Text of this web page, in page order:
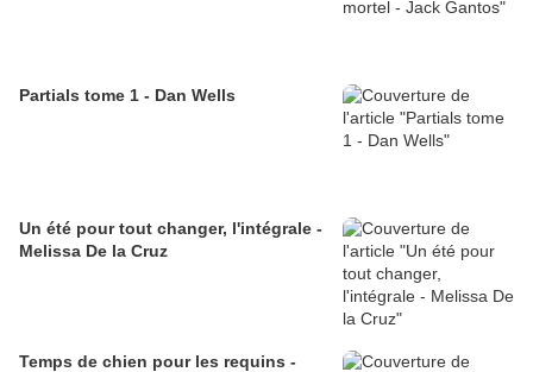
Partials tome 1 - Dan Wells
Un été pour tout changer, l'intégrale -
Melissa De la Cruz
Temps de chien pour les requins -